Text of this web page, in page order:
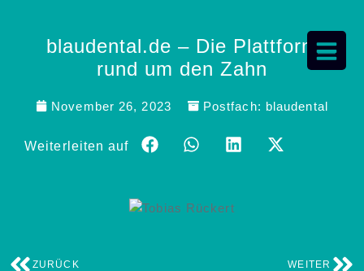
blaudental.de – Die Plattform
rund um den Zahn
November 26, 2023 Postfach: blaudental
Weiterleiten auf
ZURÜCK WEITER